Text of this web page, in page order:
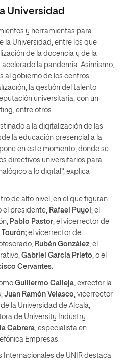
Universidad
y herramientas para
la Universidad, entre los que
de la docencia y de la
la pandemia. Asimismo,
al gobierno de los centros
la gestión del talento
universitaria, con un
entre otros.
a la digitalización de las
la educación presencial a la
en este momento, donde se
directivos universitarios para
a lo digital”, explica
de alto nivel, en el que figuran
el presidente, Rafael Puyol ; el
Pablo Pastor; el vicerrector de
el vicerrector de
Rubén González; el
Gabriel García Prieto; o el
Cervantes
Guillermo Calleja , exrector la
Juan Ramón Velasco , vicerrector
la Universidad de Alcalá;
de University Industry
Cabrera , especialista en
Empresas.
Internacionales de UNIR destaca